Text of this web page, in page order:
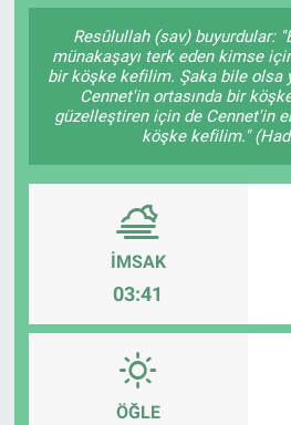
Resûlullah (sav) buyurdular:
münakaşayı terk eden kimse
bir köşke kefilim. Şaka bile olsa
Cennet'in ortasında bir
güzelleştiren için de Cennet'in
köşke kefilim."
İMSAK
03:41
ÖĞLE